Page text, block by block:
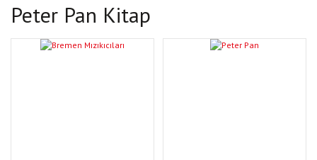
Peter Pan Kitap